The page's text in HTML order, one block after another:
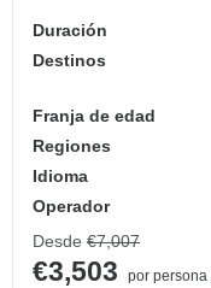
Duración
Destinos
Franja de edad
Regiones
Idioma
Operador
Desde €7,007
€3,503
por persona